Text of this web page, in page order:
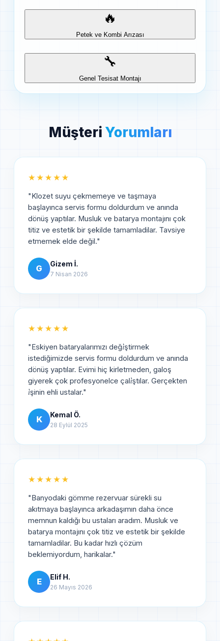
🔥
Petek ve Kombi Arızası
🔧
Genel Tesisat Montajı
Müşteri Yorumları
★★★★★
"Klozet suyu çekmemeye ve taşmaya
başlayınca servis formu doldurdum ve anında
dönüş yaptılar. Musluk ve batarya montajını çok
titiz ve estetik bir şekilde tamamladilar. Tavsiye
etmemek elde değil."
G Gizem İ.
7 Nisan 2026
★★★★★
"Eskiyen bataryalarımızı deği̇ştirmek
istediğimizde servis formu doldurdum ve anında
dönüş yaptılar. Evimi hiç kirletmeden, galoş
giyerek çok profesyonelce çali̇ştılar. Gerçekten
i̇şinin ehli ustalar."
K Kemal Ö.
28 Eylül 2025
★★★★★
"Banyodaki gömme rezervuar sürekli su
akıtmaya başlayınca arkadaşımın daha önce
memnun kaldığı bu ustaları aradım. Musluk ve
batarya montajını çok titiz ve estetik bir şekilde
tamamladilar. Bu kadar hızlı çözüm
beklemiyordum, harikalar."
E Elif H.
26 Mayıs 2026